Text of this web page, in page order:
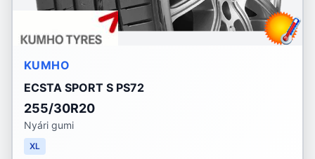
KUMHO
ECSTA SPORT S PS72
255/30R20
Nyári gumi
XL